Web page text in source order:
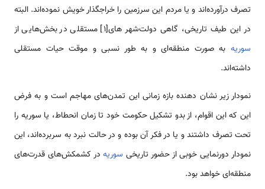
تصرف در‌آورده‌اند و یا مردم این سرزمین را خراج­گذار خویش نموده‌اند. البته
در این طیف تاریخی، گاهی دولت‌شهر های[1] مستقلی در بخش‌هایی از
سوریه به صورت منطقه‌ای و به طور نسبی و موقت حیات مستقلی
داشته‌اند.
نمودار زیر نشان دهنده بازه زمانی این تمدن‌های مهاجم است و به فرض
این که این اقوام، از بدو تشکیل حکومت خود تا زمان انحطاط، یا سوریه را
تحت تصرف داشتند و یا در فکر آن بوده و در حالت نبرد به سربرده‌اند، این
نمودار دورنمایی خوبی از حضور تاریخی سوریهدر کشمکش‌های قدرت‌های
منطقه‌ای خواهد بود.